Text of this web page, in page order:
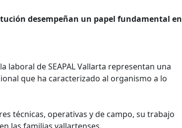
desempeñan un papel fundamental en
de SEAPAL Vallarta representan una
que ha caracterizado al organismo a lo
técnicas, operativas y de campo, su trabajo